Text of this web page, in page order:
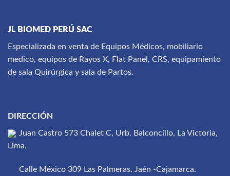
JL BIOMED PERÚ SAC
Especializada en venta de Equipos Médicos, mobiliario
medico, equipos de Rayos X, Flat Panel, CRS, equipamiento
de sala Quirúrgica y sala de Partos.
DIRECCIÓN
Juan Castro 573 Chalet C, Urb. Balconcillo, La Victoria,
Lima.
Calle México 309 Las Palmeras. Jaén -Cajamarca.